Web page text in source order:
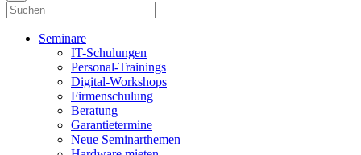
Seminare
IT-Schulungen
Personal-Trainings
Digital-Workshops
Firmenschulung
Beratung
Garantietermine
Neue Seminarthemen